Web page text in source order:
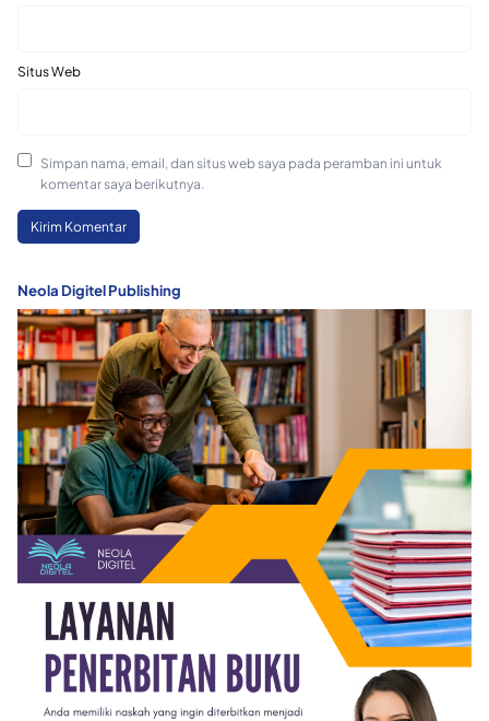
Situs Web
Simpan nama, email, dan situs web saya pada peramban ini untuk
komentar saya berikutnya.
Neola Digitel Publishing